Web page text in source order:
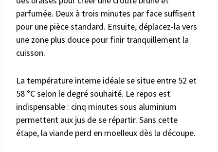
parfumée. Deux à trois minutes par face suffisent
pour une pièce standard. Ensuite, déplacez-la vers
une zone plus douce pour finir tranquillement la
cuisson.
La température interne idéale se situe entre 52 et
58 °C selon le degré souhaité. Le repos est
indispensable : cinq minutes sous aluminium
permettent aux jus de se répartir. Sans cette
étape, la viande perd en moelleux dès la découpe.